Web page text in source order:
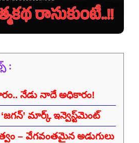
:
నేడు నాదే అధికారం!
మార్క్ ఇన్వెస్ట్‌మెంట్
– వేగవంతమైన అడుగులు